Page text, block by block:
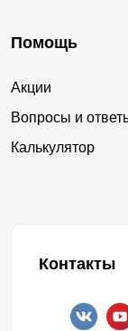
Помощь
Акции
Вопросы и
Калькулятор
Контакты